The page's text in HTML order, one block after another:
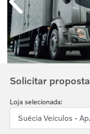
Solicitar proposta
Loja selecionada:
Anterior